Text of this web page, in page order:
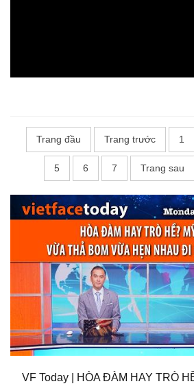
Trang đầu Trang trước 1
5 6 7 Trang sau
VF Today | HÒA ĐÀM HAY TRÒ